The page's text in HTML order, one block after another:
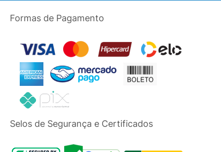
Formas de Pagamento
Selos de Segurança e Certificados